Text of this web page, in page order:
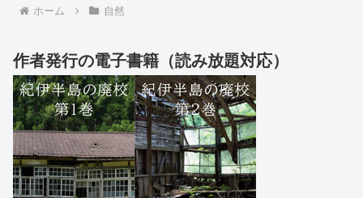
ホーム 自然
作者発行の電子書籍（読み放題対応）